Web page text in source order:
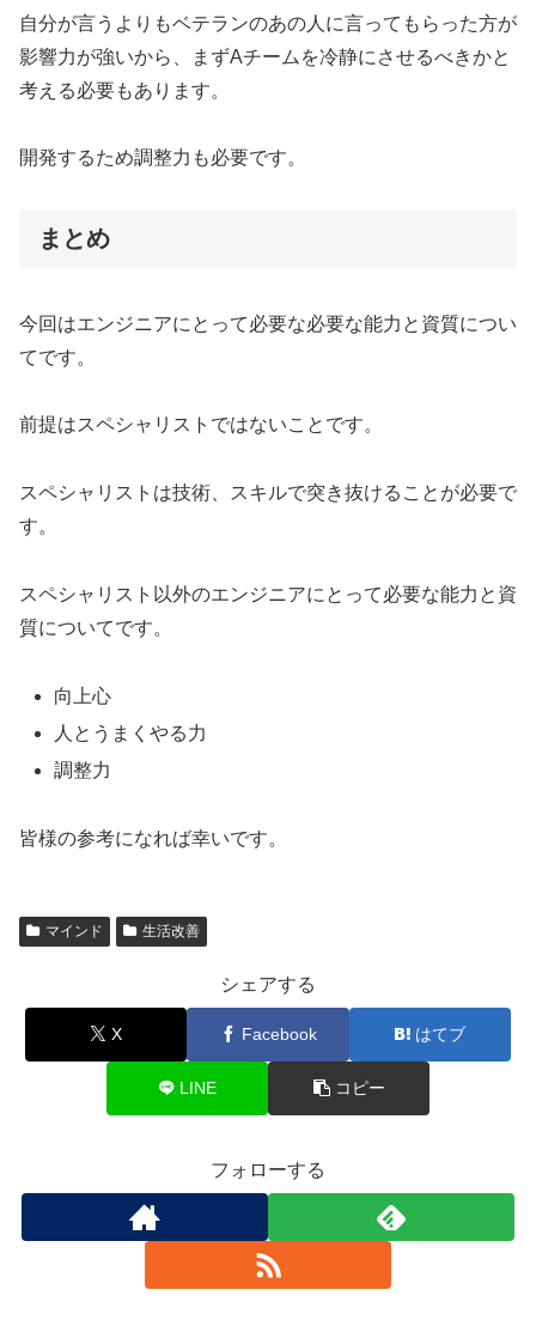
自分が言うよりもベテランのあの人に言ってもらった方が
影響力が強いから、まずAチームを冷静にさせるべきかと
考える必要もあります。
開発するため調整力も必要です。
まとめ
今回はエンジニアにとって必要な必要な能力と資質につい
てです。
前提はスペシャリストではないことです。
スペシャリストは技術、スキルで突き抜けることが必要で
す。
スペシャリスト以外のエンジニアにとって必要な能力と資
質についてです。
向上心
人とうまくやる力
調整力
皆様の参考になれば幸いです。
マインド 生活改善
シェアする
X Facebook はてブ
LINE コピー
フォローする